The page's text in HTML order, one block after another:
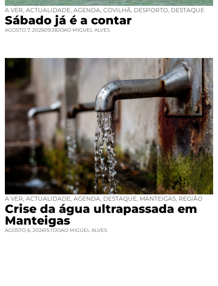
A VER ACTUALIDADE AGENDA COVILHÃ DESPORTO DESTAQUE
Sábado já é a contar
AGOSTO 7, 202609:38JOAO MIGUEL ALVES
A VER ACTUALIDADE AGENDA DESTAQUE MANTEIGAS REGIÃO
Crise da água ultrapassada em
Manteigas
AGOSTO 6, 202615:11JOAO MIGUEL ALVES